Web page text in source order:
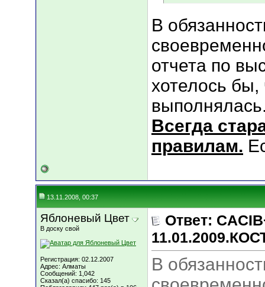
В
отчета по
хотелось бы,
Всегда
правилам.
13.11.2008, 00:37
Яблоневый Цвет
В доску свой
Регистрация: 02.12.2007
Адрес: Алматы
Сообщений: 1,042
Сказал(а) спасибо: 145
Ответ:
В